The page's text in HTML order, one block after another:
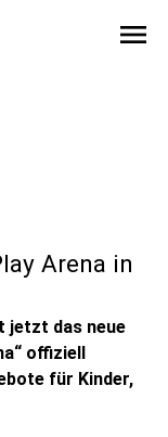
menu
Arena in
jetzt das neue
offiziell
für Kinder,